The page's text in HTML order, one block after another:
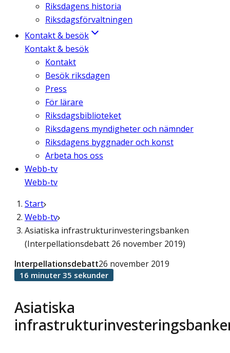
Riksdagens historia
Riksdagsförvaltningen
Kontakt & besök
Kontakt & besök
Kontakt
Besök riksdagen
Press
För lärare
Riksdagsbiblioteket
Riksdagens myndigheter och nämnder
Riksdagens byggnader och konst
Arbeta hos oss
Webb-tv
Webb-tv
Start
Webb-tv
Asiatiska infrastrukturinvesteringsbanken
(Interpellationsdebatt 26 november 2019)
Asiatiska
Interpellationsdebatt26 november 2019
16 minuter 35 sekunder